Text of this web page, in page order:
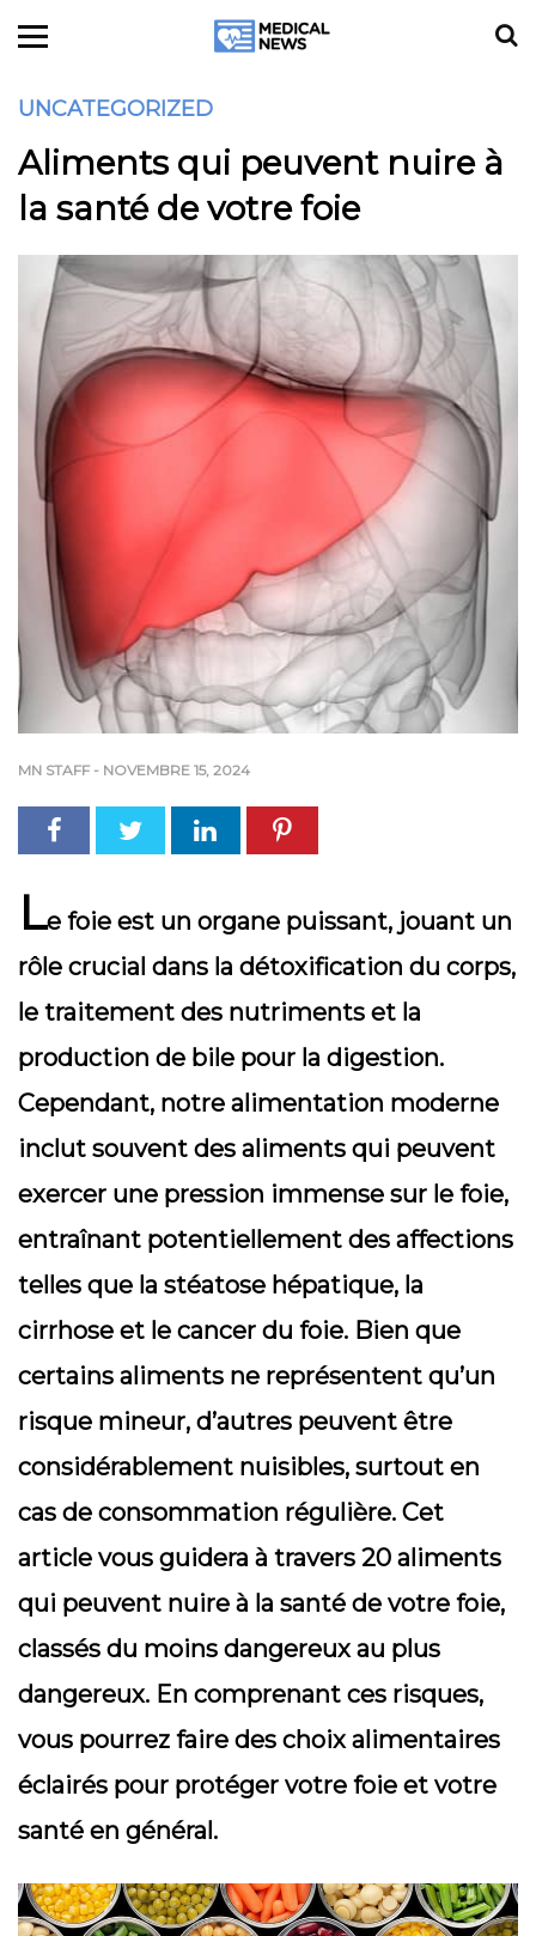
UNCATEGORIZED
Aliments qui peuvent nuire à
la santé de votre foie
MN STAFF - NOVEMBRE 15, 2024
Le foie est un organe puissant, jouant un
rôle crucial dans la détoxification du corps,
le traitement des nutriments et la
production de bile pour la digestion.
Cependant, notre alimentation moderne
inclut souvent des aliments qui peuvent
exercer une pression immense sur le foie,
entraînant potentiellement des affections
telles que la stéatose hépatique, la
cirrhose et le cancer du foie. Bien que
certains aliments ne représentent qu’un
risque mineur, d’autres peuvent être
considérablement nuisibles, surtout en
cas de consommation régulière. Cet
article vous guidera à travers 20 aliments
qui peuvent nuire à la santé de votre foie,
classés du moins dangereux au plus
dangereux. En comprenant ces risques,
vous pourrez faire des choix alimentaires
éclairés pour protéger votre foie et votre
santé en général.